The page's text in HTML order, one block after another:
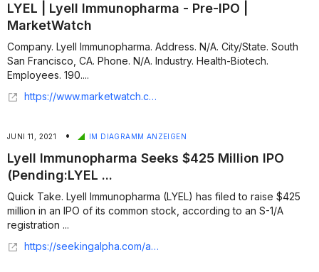
LYEL | Lyell Immunopharma - Pre-IPO |
MarketWatch
Company. Lyell Immunopharma. Address. N/A. City/State. South
San Francisco, CA. Phone. N/A. Industry. Health-Biotech.
Employees. 190....
https://www.marketwatch.com/investing/stock/lyel/ipo
JUNI 11, 2021 • IM DIAGRAMM ANZEIGEN
Lyell Immunopharma Seeks $425 Million IPO
(Pending:LYEL ...
Quick Take. Lyell Immunopharma (LYEL) has filed to raise $425
million in an IPO of its common stock, according to an S-1/A
registration ...
https://seekingalpha.com/article/4433934-lyell-immunopharma-seeks-425-million-ipo